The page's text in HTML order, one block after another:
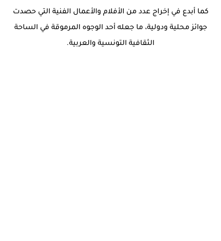
كما أبدع في إخراج عدد من الأفلام والأعمال الفنية التي حصدت
جوائز محلية ودولية، ما جعله أحد الوجوه المرموقة في الساحة
الثقافية التونسية والعربية.